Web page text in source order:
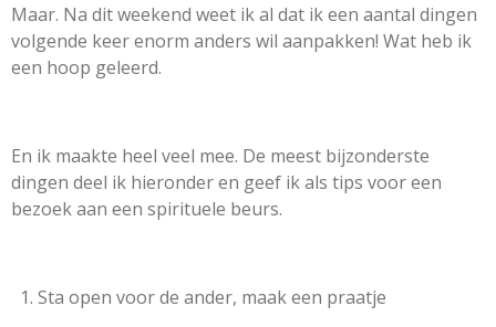
Maar. Na dit weekend weet ik al dat ik een aantal dingen
volgende keer enorm anders wil aanpakken! Wat heb ik
een hoop geleerd.
En ik maakte heel veel mee. De meest bijzonderste
dingen deel ik hieronder en geef ik als tips voor een
bezoek aan een spirituele beurs.
Sta open voor de ander, maak een praatje